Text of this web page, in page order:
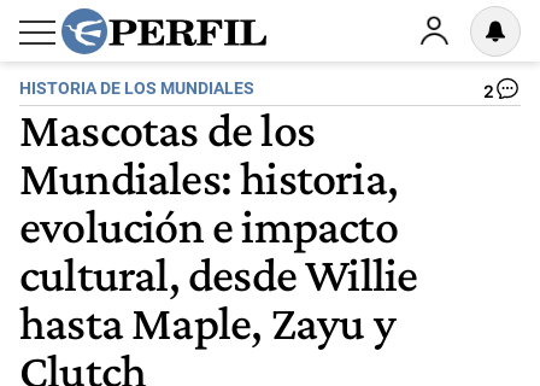
HISTORIA DE LOS MUNDIALES 2
Mascotas de los
Mundiales: historia,
evolución e impacto
cultural, desde Willie
hasta Maple, Zayu y
Clutch